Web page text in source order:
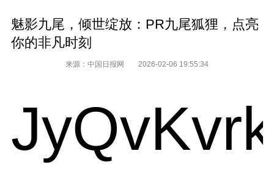
魅影九尾，倾世绽放：PR九尾狐狸，点亮
你的非凡时刻
来源：中国日报网 2026-02-06 19:55:34